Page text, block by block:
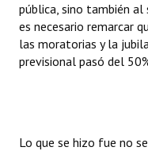
pública, sino también al
es necesario remarcar
las moratorias y la
previsional pasó del
Lo que se hizo fue no